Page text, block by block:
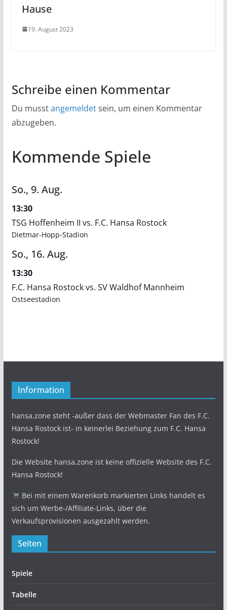
Hause
19. August 2023
Schreibe einen Kommentar
Du musstangemeldetsein, um einen Kommentar
abzugeben.
Kommende Spiele
So., 9. Aug.
13:30
TSG Hoffenheim II vs. F.C. Hansa Rostock
Dietmar-Hopp-Stadion
So., 16. Aug.
13:30
F.C. Hansa Rostock vs. SV Waldhof Mannheim
Ostseestadion
Information
hansa.zone steht -außer dass der Webmaster Fan des F.C.
Hansa Rostock ist- in keinerlei Beziehung zum F.C. Hansa
Rostock!
Die Website hansa.zone ist keine offizielle Website des F.C.
Hansa Rostock!
Bei mit einem Warenkorb markierten Links handelt es
sich um Werbe-/Affiliate-Links, über die
Verkaufsprovisionen ausgezahlt werden.
Seiten
Spiele
Tabelle